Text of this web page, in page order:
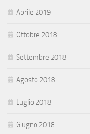
Aprile 2019
Ottobre 2018
Settembre 2018
Agosto 2018
Luglio 2018
Giugno 2018